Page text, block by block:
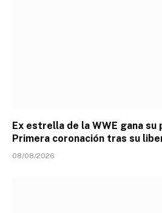
Ex estrella de la WWE gana
Primera coronación tras su
08/08/2026